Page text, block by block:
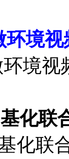
境
境
化联
化联